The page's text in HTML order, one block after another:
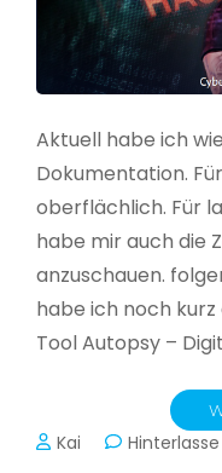
Aktuell habe ich
Dokumentation.
oberflächlich. Für
habe mir auch die
anzuschauen.
habe ich noch
Tool Autopsy –
Kai